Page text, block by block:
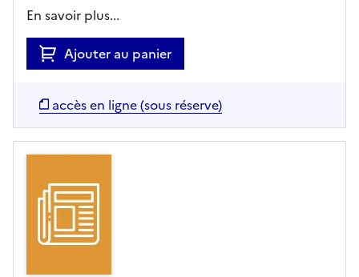
En savoir plus...
Ajouter au panier
accès en ligne (sous réserve)